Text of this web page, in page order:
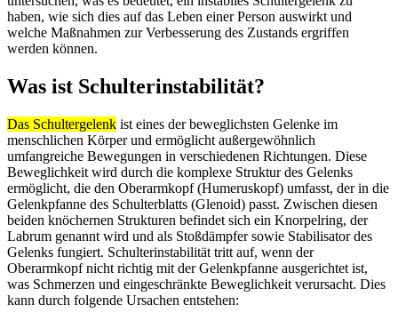
haben, wie sich dies auf das Leben einer Person auswirkt und
welche Maßnahmen zur Verbesserung des Zustands ergriffen
werden können.
Was ist Schulterinstabilität?
Das Schultergelenk ist eines der beweglichsten Gelenke im
menschlichen Körper und ermöglicht außergewöhnlich
umfangreiche Bewegungen in verschiedenen Richtungen. Diese
Beweglichkeit wird durch die komplexe Struktur des Gelenks
ermöglicht, die den Oberarmkopf (Humeruskopf) umfasst, der in die
Gelenkpfanne des Schulterblatts (Glenoid) passt. Zwischen diesen
beiden knöchernen Strukturen befindet sich ein Knorpelring, der
Labrum genannt wird und als Stoßdämpfer sowie Stabilisator des
Gelenks fungiert. Schulterinstabilität tritt auf, wenn der
Oberarmkopf nicht richtig mit der Gelenkpfanne ausgerichtet ist,
was Schmerzen und eingeschränkte Beweglichkeit verursacht. Dies
kann durch folgende Ursachen entstehen: